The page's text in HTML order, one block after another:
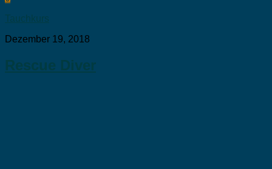
Tauchkurs
Dezember 19, 2018
Rescue Diver